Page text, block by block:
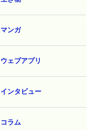
マンガ
ウェブアプリ
インタビュー
コラム